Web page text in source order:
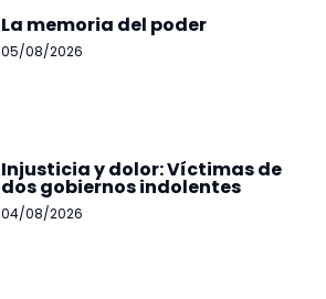
La memoria del poder
05/08/2026
Injusticia y dolor: Víctimas de
dos gobiernos indolentes
04/08/2026